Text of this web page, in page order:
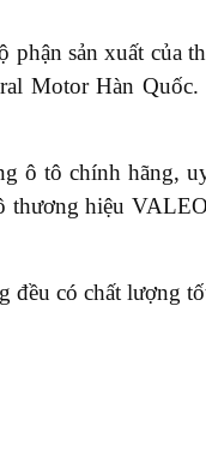
sản xuất của
Motor Hàn
ô tô chính hãng,
thương hiệu
đều có chất lượng